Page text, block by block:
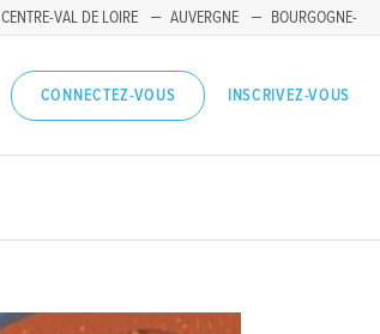
CENTRE-VAL DE LOIRE AUVERGNE
BOURGOGNE-
CONNECTEZ-VOUS INSCRIVEZ-VOUS